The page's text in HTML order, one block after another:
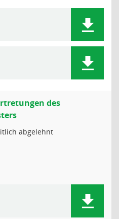
des
abgelehnt